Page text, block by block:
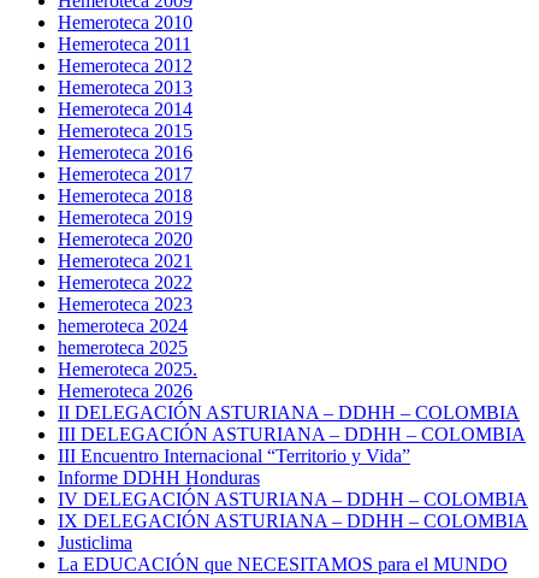
Hemeroteca 2010
Hemeroteca 2011
Hemeroteca 2012
Hemeroteca 2013
Hemeroteca 2014
Hemeroteca 2015
Hemeroteca 2016
Hemeroteca 2017
Hemeroteca 2018
Hemeroteca 2019
Hemeroteca 2020
Hemeroteca 2021
Hemeroteca 2022
Hemeroteca 2023
hemeroteca 2024
hemeroteca 2025
Hemeroteca 2025.
Hemeroteca 2026
II DELEGACIÓN ASTURIANA – DDHH – COLOMBIA
III DELEGACIÓN ASTURIANA – DDHH – COLOMBIA
III Encuentro Internacional “Territorio y Vida”
Informe DDHH Honduras
IV DELEGACIÓN ASTURIANA – DDHH – COLOMBIA
IX DELEGACIÓN ASTURIANA – DDHH – COLOMBIA
Justiclima
La EDUCACIÓN que NECESITAMOS para el MUNDO